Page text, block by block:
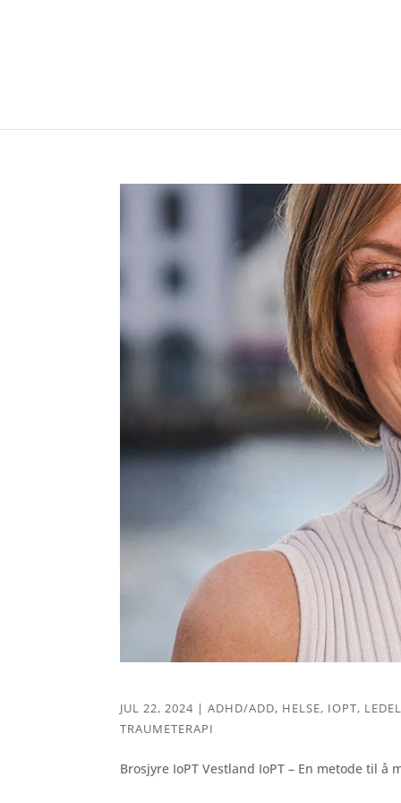
JUL 22, 2024 |ADHD/ADD, HELSE, IOPT,
TRAUMETERAPI
Brosjyre IoPT Vestland IoPT – En metode